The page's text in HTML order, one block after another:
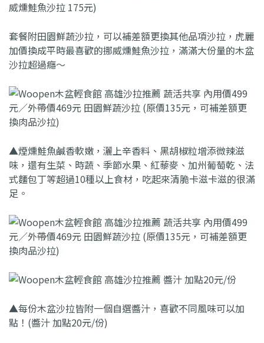
威燻鮭魚沙拉 175元)
套餐附田園鮮蔬沙拉，可以補差額更換其他品項沙拉，虎麗
加價換成平時最喜歡的挪威燻鮭魚沙拉，滿滿大份量的木盆
沙拉超過癮～
▲煙燻鮭魚鹹香軟嫩，灑上辛香料、黑胡椒粒增添微辣滋
味，還有生菜、時蔬、季節水果、紅藜麥、加州葡萄乾、法
式麵包丁等超過10種以上食材，吃起來清脆卡滋卡滋的很滿
足。
▲每份木盆沙拉皆附一個自選醬汁，喜歡不同風味可以加
點！(醬汁 加點20元/份)